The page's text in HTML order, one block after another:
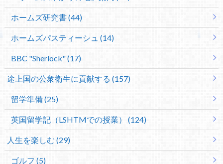
ホームズ研究書 (44)
ホームズパスティーシュ (14)
BBC "Sherlock" (17)
途上国の公衆衛生に貢献する (157)
留学準備 (25)
英国留学記（LSHTMでの授業） (124)
人生を楽しむ (29)
ゴルフ (5)